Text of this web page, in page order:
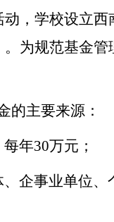
动，学校设立西
。为规范基金
的主要来源：
每年30万元；
、企事业单位